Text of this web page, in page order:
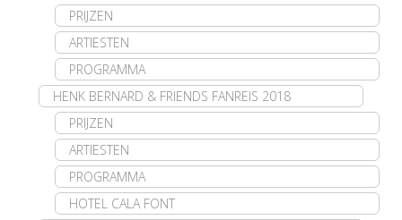
PRIJZEN
ARTIESTEN
PROGRAMMA
HENK BERNARD & FRIENDS FANREIS 2018
PRIJZEN
ARTIESTEN
PROGRAMMA
HOTEL CALA FONT